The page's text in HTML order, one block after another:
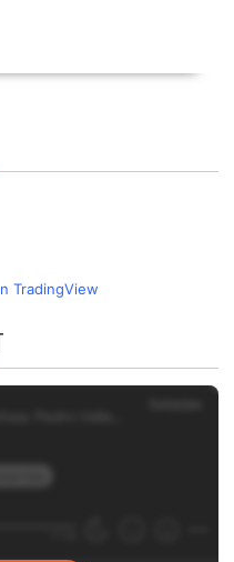
TradingView